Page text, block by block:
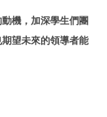
機，加深學生們團
望未來的領導者能